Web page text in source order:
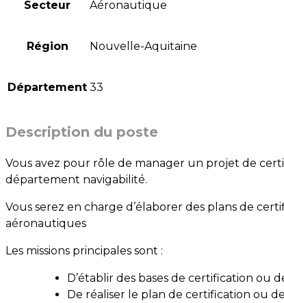
Secteur Aéronautique
Région Nouvelle-Aquitaine
Département 33
Description du poste
Vous avez pour rôle de manager un projet de
département navigabilité.
Vous serez en charge d’élaborer des plans de
aéronautiques
Les missions principales sont :
D’établir des bases de certification ou
De réaliser le plan de certification ou